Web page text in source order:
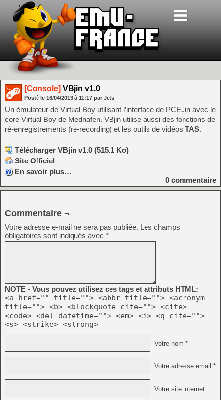
[Console] VBjin v1.0
Posté le 16/04/2013 à 11:17 par Jets
Un émulateur de Virtual Boy utilisant l’interface de PCEJin avec le
core Virtual Boy de Mednafen. VBjin utilise aussi des fonctions de
ré-enregistrements (re-recording) et les outils de vidéos TAS.
Télécharger VBjin v1.0 (515.1 Ko)
Site Officiel
En savoir plus…
0 commentaire
Commentaire ¬
Votre adresse e-mail ne sera pas publiée. Les champs
obligatoires sont indiqués avec *
NOTE - Vous pouvez utilisez ces tags et attributs HTML:
<a href="" title=""> <abbr title=""> <acronym
title=""> <b> <blockquote cite=""> <cite>
<code> <del datetime=""> <em> <i> <q cite="">
<s> <strike> <strong>
Votre nom *
Votre adresse email *
Votre site internet